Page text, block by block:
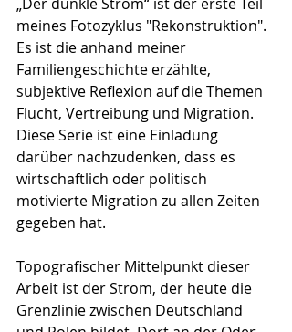
meines Fotozyklus "Rekonstruktion".
Es ist die anhand meiner
Familiengeschichte erzählte,
subjektive Reflexion auf die Themen
Flucht, Vertreibung und Migration.
Diese Serie ist eine Einladung
darüber nachzudenken, dass es
wirtschaftlich oder politisch
motivierte Migration zu allen Zeiten
gegeben hat.
Topografischer Mittelpunkt dieser
Arbeit ist der Strom, der heute die
Grenzlinie zwischen Deutschland